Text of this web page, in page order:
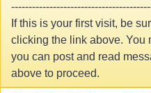
If this is your first visit, be
clicking the link above. You
you can post and read
above to proceed.